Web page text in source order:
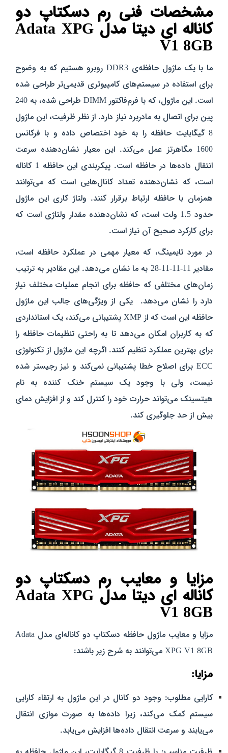
مشخصات فنی رم دسکتاپ دو
کاناله ای دیتا مدل Adata XPG
V1 8GB
ما با یک ماژول حافظه‌ی DDR3 روبرو هستیم که به وضوح
برای استفاده در سیستم‌های کامپیوتری قدیمی‌تر طراحی شده
است. این ماژول، که با فرم‌فاکتور DIMM طراحی شده، به 240
پین برای اتصال به مادربرد نیاز دارد. از نظر ظرفیت، این ماژول
8 گیگابایت حافظه را به خود اختصاص داده و با فرکانس
1600 مگاهرتز عمل می‌کند. این معیار نشان‌دهنده سرعت
انتقال داده‌ها در حافظه است. پیکربندی این حافظه 1 کاناله
است، که نشان‌دهنده تعداد کانال‌هایی است که می‌توانند
همزمان با حافظه ارتباط برقرار کنند. ولتاژ کاری این ماژول
حدود 1.5 ولت است، که نشان‌دهنده مقدار ولتاژی است که
برای کارکرد صحیح آن نیاز است.
در مورد تایمینگ، که معیار مهمی در عملکرد حافظه است،
مقادیر 11-11-11-28 به ما نشان می‌دهد. این مقادیر به ترتیب
زمان‌های مختلفی که حافظه برای انجام عملیات مختلف نیاز
دارد را نشان می‌دهد. یکی از ویژگی‌های جالب این ماژول
حافظه این است که از XMP پشتیبانی می‌کند، یک استانداردی
که به کاربران امکان می‌دهد تا به راحتی تنظیمات حافظه را
برای بهترین عملکرد تنظیم کنند. اگرچه این ماژول از تکنولوژی
ECC برای اصلاح خطا پشتیبانی نمی‌کند و نیز رجیستر شده
نیست، ولی با وجود یک سیستم خنک کننده به نام
هیتسینک می‌تواند حرارت خود را کنترل کند و از افزایش دمای
بیش از حد جلوگیری کند.
مزایا و معایب رم دسکتاپ دو
کاناله ای دیتا مدل Adata XPG
V1 8GB
مزایا و معایب ماژول حافظه دسکتاپ دو کاناله‌ای مدل Adata
XPG V1 8GB می‌توانند به شرح زیر باشند:
مزایا:
کارایی مطلوب: وجود دو کانال در این ماژول به ارتقاء کارایی
سیستم کمک می‌کند، زیرا داده‌ها به صورت موازی انتقال
می‌یابند و سرعت انتقال داده‌ها افزایش می‌یابد.